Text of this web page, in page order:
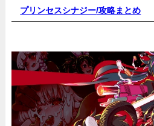
プリンセスシナジー/攻略まとめ